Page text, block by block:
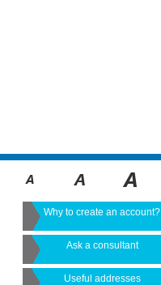
Why to create an account?
Ask a consultant
Useful addresses